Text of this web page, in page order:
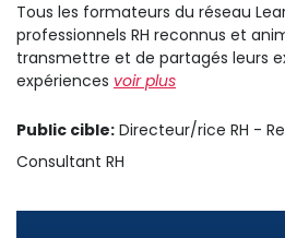
Tous les formateurs du réseau
professionnels RH reconnus et
transmettre et de partagés leurs
expériences voir plus
Public cible: Directeur/rice RH -
Consultant RH